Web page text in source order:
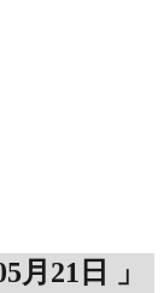
月21日 」